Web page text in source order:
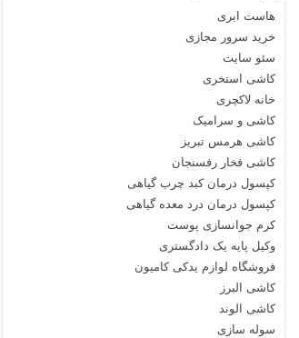
هاست ابری
خرید سرور مجازی
سئو سایت
کاشی استخری
خانه لاکچری
کاشی و سرامیک
کاشی هرمس تبریز
کاشی فخار رفسنجان
کپسول درمان کبد چرب گیاهی
کپسول درمان درد معده گیاهی
کرم جوانسازی پوست
وکیل پایه یک دادگستری
فروشگاه لوازم یدکی کامیون
کاشی البرز
کاشی الوند
سوله سازی